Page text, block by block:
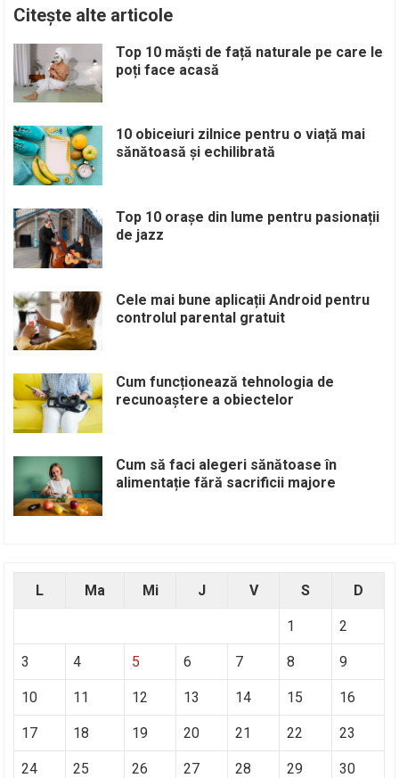
Citește alte articole
Top 10 măști de față naturale pe care le
poți face acasă
10 obiceiuri zilnice pentru o viață mai
sănătoasă și echilibrată
Top 10 orașe din lume pentru pasionații
de jazz
Cele mai bune aplicații Android pentru
controlul parental gratuit
Cum funcționează tehnologia de
recunoaștere a obiectelor
Cum să faci alegeri sănătoase în
alimentație fără sacrificii majore
L Ma Mi J V S D
1 2
3 4 5 6 7 8 9
10 11 12 13 14 15 16
17 18 19 20 21 22 23
24 25 26 27 28 29 30